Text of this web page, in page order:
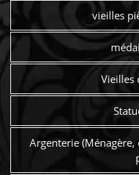
vieilles
Vieilles
Argenterie